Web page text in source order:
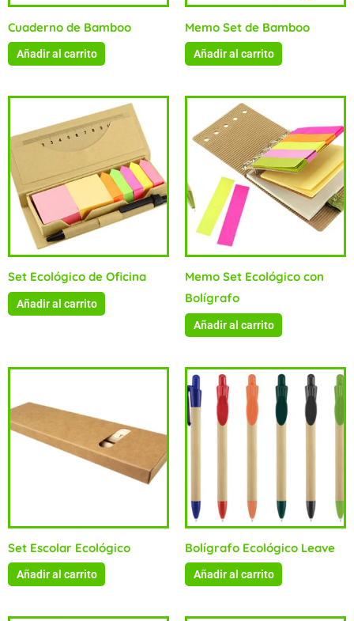
Cuaderno de Bamboo
Añadir al carrito
Memo Set de Bamboo
Añadir al carrito
Set Ecológico de Oficina
Añadir al carrito
Memo Set Ecológico con
Bolígrafo
Añadir al carrito
Set Escolar Ecológico
Añadir al carrito
Bolígrafo Ecológico Leave
Añadir al carrito